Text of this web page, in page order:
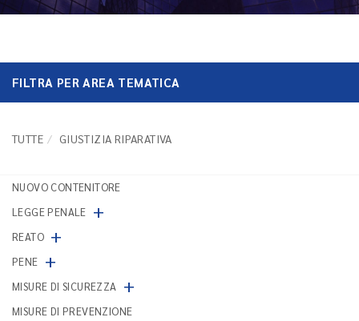
FILTRA PER AREA TEMATICA
TUTTE GIUSTIZIA RIPARATIVA
NUOVO CONTENITORE
LEGGE PENALE +
REATO +
PENE +
MISURE DI SICUREZZA +
MISURE DI PREVENZIONE